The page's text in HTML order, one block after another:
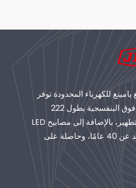
للكهرباء المحدودة توفر
مصابيح تحريضية بالأشعة فوق البنفسجية بطول 222
نانومتر و253.7 نانومتر للتطهير، بالإضافة إلى مصابيح LED
لزراعة النباتات. بخبرة تزيد عن 40 عامًا، وحاصلة على